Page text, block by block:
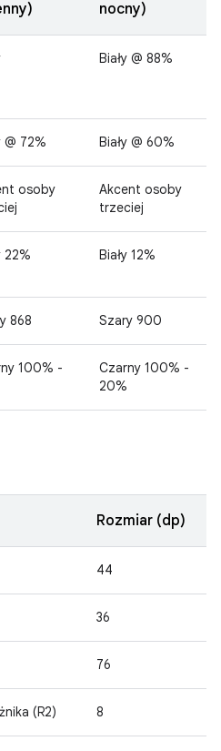
nocny)
Biały @ 88%
@ 72% Biały @ 60%
osoby
Akcent osoby
trzeciej
22% Biały 12%
868 Szary 900
100% -
Czarny 100% -
20%
Rozmiar (dp)
44
36
76
(R2) 8